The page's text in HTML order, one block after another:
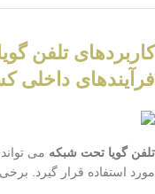
کاربردهای تلفن
فرآیندهای
تلفن گویا تحت شبکه می
مورد استفاده قرار گیرد. برخی